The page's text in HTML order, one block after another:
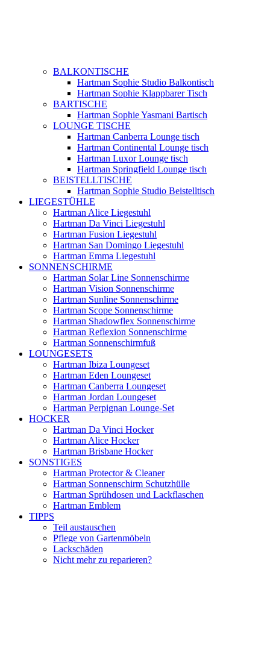
BALKONTISCHE
Hartman Sophie Studio Balkontisch
Hartman Sophie Klappbarer Tisch
BARTISCHE
Hartman Sophie Yasmani Bartisch
LOUNGE TISCHE
Hartman Canberra Lounge tisch
Hartman Continental Lounge tisch
Hartman Luxor Lounge tisch
Hartman Springfield Lounge tisch
BEISTELLTISCHE
Hartman Sophie Studio Beistelltisch
LIEGESTÜHLE
Hartman Alice Liegestuhl
Hartman Da Vinci Liegestuhl
Hartman Fusion Liegestuhl
Hartman San Domingo Liegestuhl
Hartman Emma Liegestuhl
SONNENSCHIRME
Hartman Solar Line Sonnenschirme
Hartman Vision Sonnenschirme
Hartman Sunline Sonnenschirme
Hartman Scope Sonnenschirme
Hartman Shadowflex Sonnenschirme
Hartman Reflexion Sonnenschirme
Hartman Sonnenschirmfuß
LOUNGESETS
Hartman Ibiza Loungeset
Hartman Eden Loungeset
Hartman Canberra Loungeset
Hartman Jordan Loungeset
Hartman Perpignan Lounge-Set
HOCKER
Hartman Da Vinci Hocker
Hartman Alice Hocker
Hartman Brisbane Hocker
SONSTIGES
Hartman Protector & Cleaner
Hartman Sonnenschirm Schutzhülle
Hartman Sprühdosen und Lackflaschen
Hartman Emblem
TIPPS
Teil austauschen
Pflege von Gartenmöbeln
Lackschäden
Nicht mehr zu reparieren?